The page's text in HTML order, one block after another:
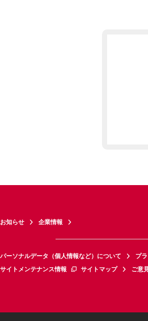
お知らせ 企業情報
パーソナルデータ（個人情報など）について プ
サイトメンテナンス情報
サイトマップ ご意